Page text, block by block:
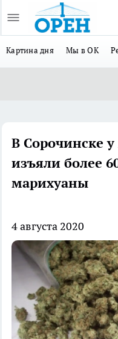
Картина дня Мы в ОК
В Сорочинске
изъяли более
марихуаны
4 августа 2020